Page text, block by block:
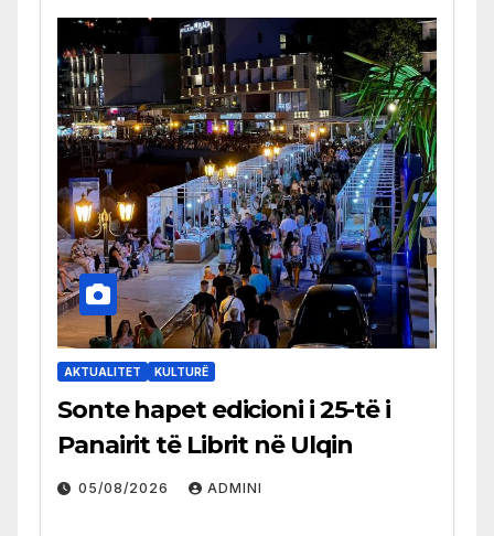
AKTUALITET KULTURË
Sonte hapet edicioni i 25-të i
Panairit të Librit në Ulqin
05/08/2026 ADMINI